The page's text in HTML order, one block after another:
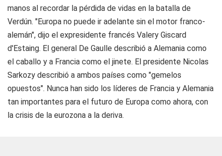
manos al recordar la pérdida de vidas en la batalla de
Verdún. "Europa no puede ir adelante sin el motor franco-
alemán", dijo el expresidente francés Valery Giscard
d'Estaing. El general De Gaulle describió a Alemania como
el caballo y a Francia como el jinete. El presidente Nicolas
Sarkozy describió a ambos países como "gemelos
opuestos". Nunca han sido los líderes de Francia y Alemania
tan importantes para el futuro de Europa como ahora, con
la crisis de la eurozona a la deriva.